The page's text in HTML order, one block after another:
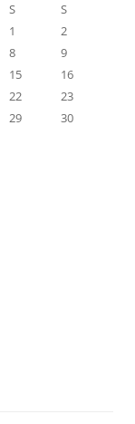
S
S
1
2
8
9
15
16
22
23
29
30